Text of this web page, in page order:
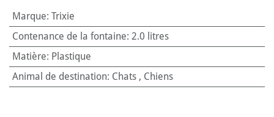
Marque: Trixie
Contenance de la fontaine: 2.0 litres
Matière: Plastique
Animal de destination: Chats, Chiens